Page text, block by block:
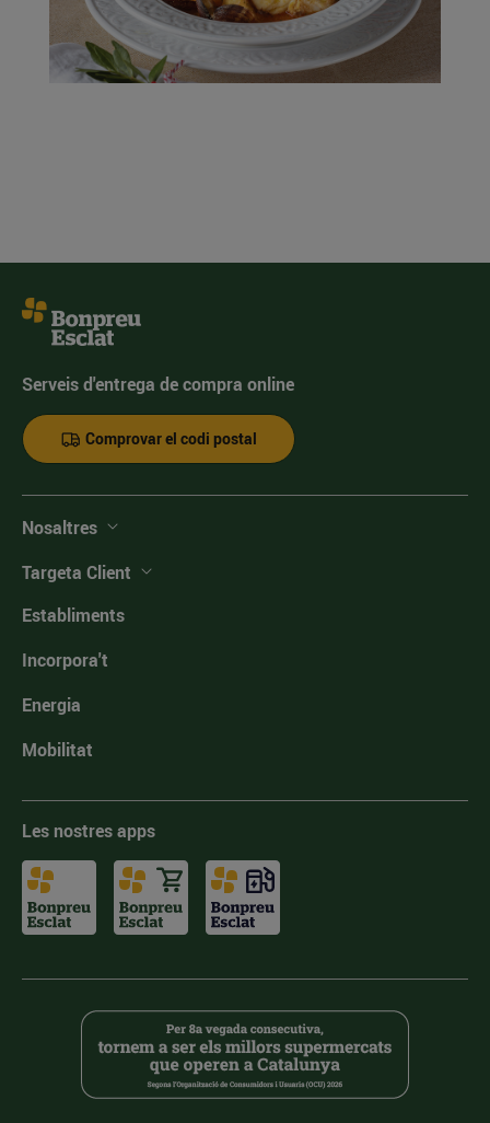
Serveis d'entrega de compra online
Comprovar el codi postal
Nosaltres
Targeta Client
Establiments
Incorpora't
Energia
Mobilitat
Les nostres apps